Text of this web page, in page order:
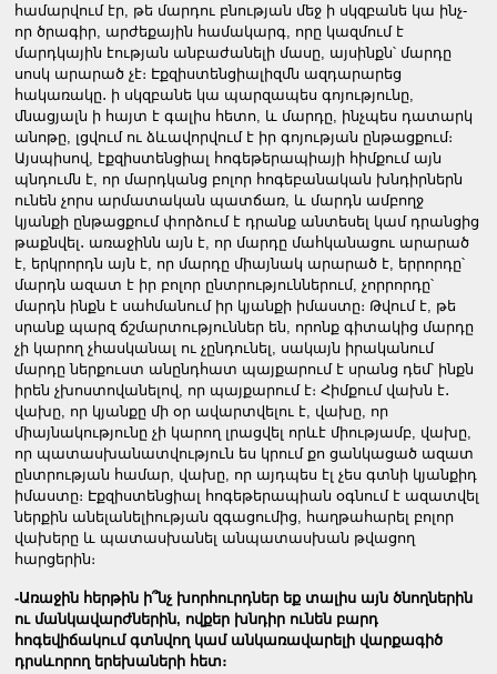
համարվում էր, թե մարդու բնության մեջ ի սկզբանե կա ինչ-
որ ծրագիր, արժեքային համակարգ, որը կազմում է
մարդկային էության անբաժանելի մասը, այսինքն՝ մարդը
սոսկ արարած չէ։ Էքզիստենցիալիզմն ազդարարեց
հակառակը․ ի սկզբանե կա պարզապես գոյությունը,
մնացյալն ի հայտ է գալիս հետո, և մարդը, ինչպես դատարկ
անոթը, լցվում ու ձևավորվում է իր գոյության ընթացքում։
Այսպիսով, էքզիստենցիալ հոգեթերապիայի հիմքում այն
պնդումն է, որ մարդկանց բոլոր հոգեբանական խնդիրներն
ունեն չորս արմատական պատճառ, և մարդն ամբողջ
կյանքի ընթացքում փորձում է դրանք անտեսել կամ դրանցից
թաքնվել․ առաջինն այն է, որ մարդը մահկանացու արարած
է, երկրորդն այն է, որ մարդը միայնակ արարած է, երրորդը՝
մարդն ազատ է իր բոլոր ընտրություններում, չորրորդը՝
մարդն ինքն է սահմանում իր կյանքի իմաստը։ Թվում է, թե
սրանք պարզ ճշմարտություններ են, որոնք գիտակից մարդը
չի կարող չհասկանալ ու չընդունել, սակայն իրականում
մարդը ներքուստ անընդհատ պայքարում է սրանց դեմ՝ ինքն
իրեն չխոստովանելով, որ պայքարում է։ Հիմքում վախն է․
վախը, որ կյանքը մի օր ավարտվելու է, վախը, որ
միայնակությունը չի կարող լրացվել որևէ միությամբ, վախը,
որ պատասխանատվություն ես կրում քո ցանկացած ազատ
ընտրության համար, վախը, որ այդպես էլ չես գտնի կյանքիդ
իմաստը։ Էքզիստենցիալ հոգեթերապիան օգնում է ազատվել
ներքին անելանելիության զգացումից, հաղթահարել բոլոր
վախերը և պատասխանել անպատասխան թվացող
հարցերին։
-Առաջին հերթին ի՞նչ խորհուրդներ եք տալիս այն ծնողներին
ու մանկավարժներին, ովքեր խնդիր ունեն բարդ
հոգեվիճակում գտնվող կամ անկառավարելի վարքագիծ
դրսևորող երեխաների հետ։